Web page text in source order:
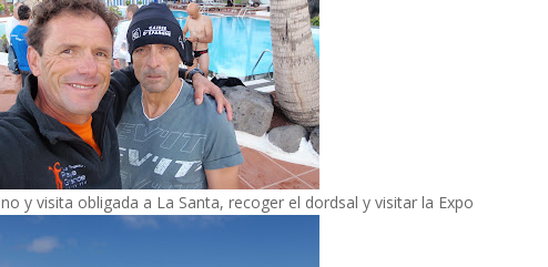
y visita obligada a La Santa, recoger el dordsal y visitar la Expo